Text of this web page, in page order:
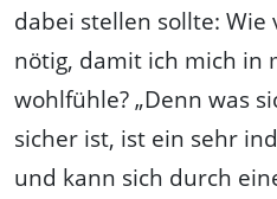
dabei stellen sollte: Wie
nötig, damit ich mich in
wohlfühle? „Denn was
sicher ist, ist ein sehr
und kann sich durch